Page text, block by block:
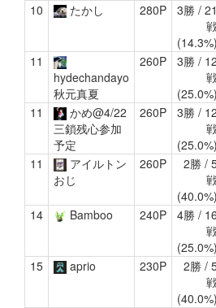
10 たかし 280P
3勝 / 21
(14.3%)
11
hydechandayo
秋元真夏
260P
3勝 / 12
(25.0%)
11
かめ@4/22
三鎖残心参加
予定
260P
3勝 / 12
(25.0%)
11
アイルトン
おじ
260P
2勝 /
(40.0%)
14 Bamboo 240P
4勝 / 16
(25.0%)
15 aprio 230P
2勝 /
(40.0%)